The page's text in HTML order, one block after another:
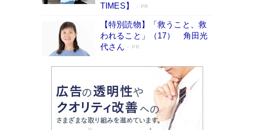
TIMES】
PR
【特別読物】「救うこと、救
われること」（17） 角田光
代さん
PR